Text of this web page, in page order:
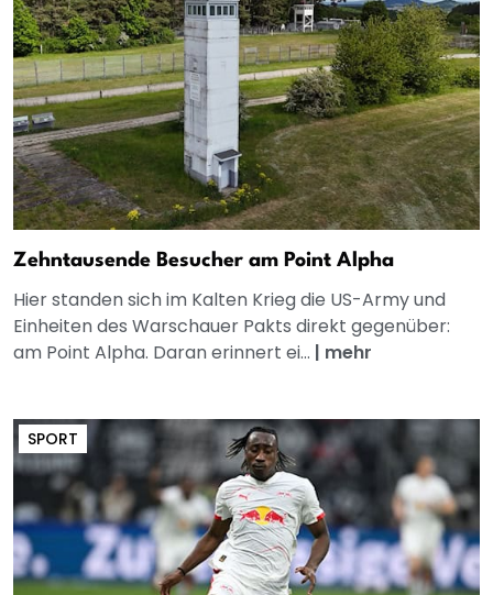
Zehntausende Besucher am Point Alpha
Hier standen sich im Kalten Krieg die US-Army und
Einheiten des Warschauer Pakts direkt gegenüber:
am Point Alpha. Daran erinnert ei... | mehr
SPORT